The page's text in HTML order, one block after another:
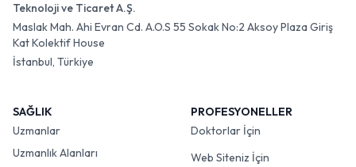
Teknoloji ve Ticaret A.Ş.
Maslak Mah. Ahi Evran Cd. A.O.S 55 Sokak No:2 Aksoy Plaza Giriş
Kat Kolektif House
İstanbul, Türkiye
SAĞLIK
Uzmanlar
Uzmanlık Alanları
PROFESYONELLER
Doktorlar İçin
Web Siteniz İçin